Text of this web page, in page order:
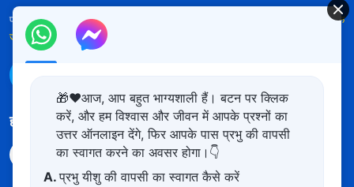
परमेश्वर का राज्य पृथ्वी पर आ गया है! क्या आप इसमें प्रवेश करना चाहते हैं?
और अधिक
जानें
हमारा अनुसरण करें
🎁❤️आज, आप बहुत भाग्यशाली हैं। बटन पर क्लिक
करें, और हम विश्वास और जीवन में आपके प्रश्नों का
उत्तर ऑनलाइन देंगे, फिर आपके पास प्रभु की वापसी
का स्वागत करने का अवसर होगा।👇
A.प्रभु यीशु की वापसी का स्वागत कैसे करें